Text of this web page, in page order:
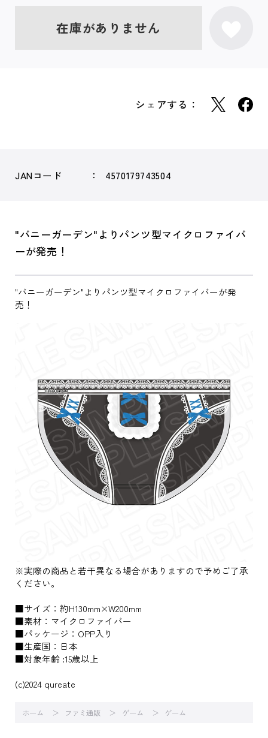
在庫がありません
シェアする：
JANコード 4570179743504
"バニーガーデン"よりパンツ型マイクロファイバ
ーが発売！
"バニーガーデン"よりパンツ型マイクロファイバーが発
売！
※実際の商品と若干異なる場合がありますので予めご了承
ください。
■サイズ：約H130mm×W200mm
■素材：マイクロファイバー
■パッケージ：OPP入り
■生産国：日本
■対象年齢 :15歳以上
(c)2024 qureate
ホーム ファミ通販 ゲーム ゲーム